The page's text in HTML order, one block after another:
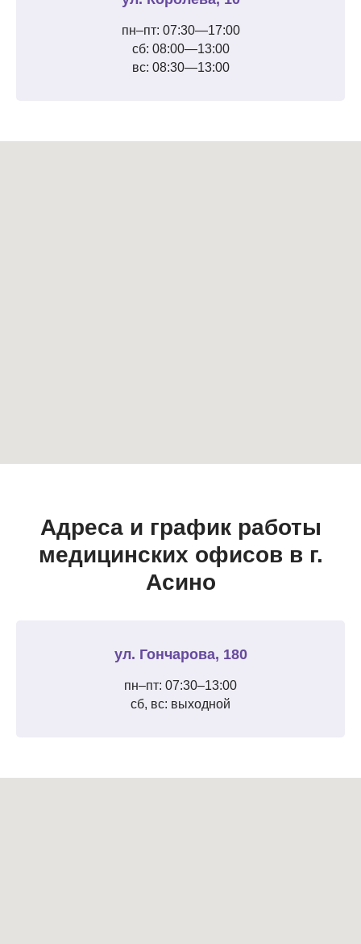
пн–пт: 07:30—17:00
сб: 08:00—13:00
вс: 08:30—13:00
Адреса и график работы
медицинских офисов в г.
Асино
ул. Гончарова, 180
пн–пт: 07:30–13:00
сб, вс: выходной